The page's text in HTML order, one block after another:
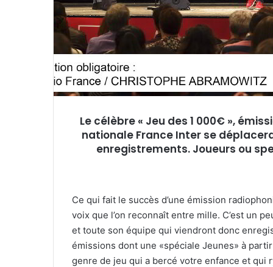
e
Le célèbre « Jeu des 1 000€ »,
nationale France Inter se
enregistrements. Joueurs ou
Ce qui fait le succès d’une émission
voix que l’on reconnaît entre mille. C’est un
et toute son équipe qui viendront donc
émissions dont une «spéciale Jeunes» à
genre de jeu qui a bercé votre enfance et qui